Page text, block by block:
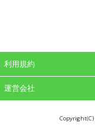
利用規約
運営会社
Copyright(C)